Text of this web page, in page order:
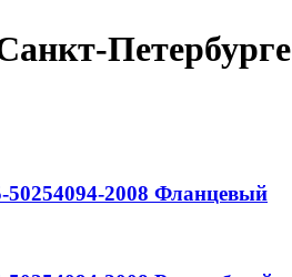
Петербурге
2008 Фланцевый